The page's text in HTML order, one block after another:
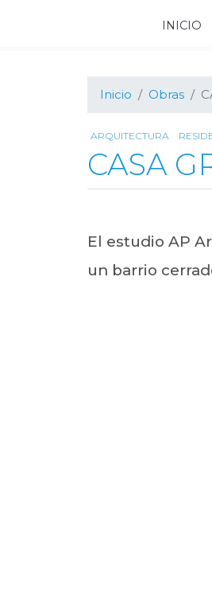
INICIO
Inicio Obras
ARQUITECTURA
CASA
El estudio AP
un barrio